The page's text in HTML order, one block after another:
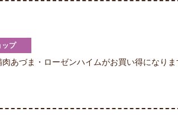
肉あづま・ローゼンハイムがお買い得になり